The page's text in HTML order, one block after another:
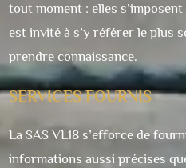
tout moment : elles
est invité à s’y référer le plus
prendre connaissance.
SERVICES FOURNIS
La SAS VL18 s’efforce de
informations aussi précises